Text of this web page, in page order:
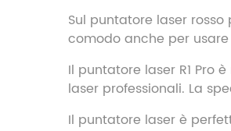
Sul puntatore laser
comodo anche per
Il puntatore laser R1
laser professionali. La
Il puntatore laser è